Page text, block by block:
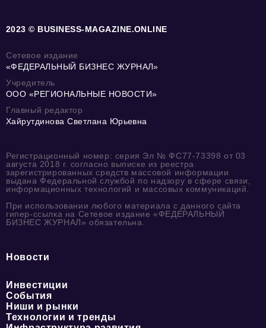
2023 © BUSINESS-MAGAZINE.ONLINE
Сетевое издание
«ФЕДЕРАЛЬНЫЙ БИЗНЕС ЖУРНАЛ»
Учредитель
ООО «РЕГИОНАЛЬНЫЕ НОВОСТИ»
Главный редактор
Хайрутдинова Светлана Юрьевна
Регистрационный номер: серия Эл № ФС77-73398 от 03
августа 2018 г. согласно выписке из реестра
зарегистрированных средств массовой информации
выдана Федеральной службой по надзору в сфере связи,
информационных технологий и массовых коммуникаций.
При использовании любого материала с данного сайта
гипер-ссылка на Сетевое издание «ФЕДЕРАЛЬНЫЙ
БИЗНЕС ЖУРНАЛ» обязательна.
Новости
Инвестиции
События
Ниши и рынки
Технологии и тренды